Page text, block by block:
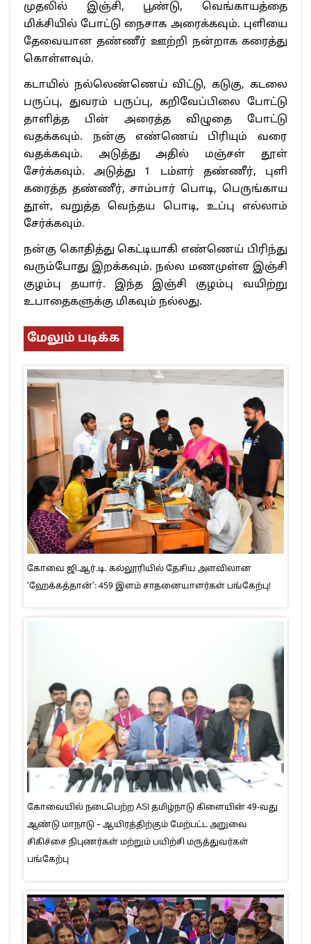
முதலில் இஞ்சி, பூண்டு, வெங்காயத்தை
மிக்சியில் போட்டு நைசாக அரைக்கவும். புளியை
தேவையான தண்ணீர் ஊற்றி நன்றாக கரைத்து
கொள்ளவும்.
கடாயில் நல்லெண்ணெய் விட்டு, கடுகு, கடலை
பருப்பு, துவரம் பருப்பு, கறிவேப்பிலை போட்டு
தாளித்த பின் அரைத்த விழுதை போட்டு
வதக்கவும். நன்கு எண்ணெய் பிரியும் வரை
வதக்கவும். அடுத்து அதில் மஞ்சள் தூள்
சேர்க்கவும். அடுத்து 1 டம்ளர் தண்ணீர், புளி
கரைத்த தண்ணீர், சாம்பார் பொடி, பெருங்காய
தூள், வறுத்த வெந்தய பொடி, உப்பு எல்லாம்
சேர்க்கவும்.
நன்கு கொதித்து கெட்டியாகி எண்ணெய் பிரிந்து
வரும்போது இறக்கவும். நல்ல மணமுள்ள இஞ்சி
குழம்பு தயார். இந்த இஞ்சி குழம்பு வயிற்று
உபாதைகளுக்கு மிகவும் நல்லது.
மேலும் படிக்க
கோவை ஜி.ஆர்.டி. கல்லூரியில் தேசிய அளவிலான
‘ஹேக்கத்தான்’: 459 இளம் சாதனையாளர்கள் பங்கேற்பு!
கோவையில் நடைபெற்ற ASI தமிழ்நாடு கிளையின் 49-வது
ஆண்டு மாநாடு – ஆயிரத்திற்கும் மேற்பட்ட அறுவை
சிகிச்சை நிபுணர்கள் மற்றும் பயிற்சி மருத்துவர்கள்
பங்கேற்பு